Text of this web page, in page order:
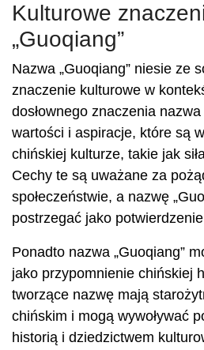
Kulturowe
„Guoqiang”
Nazwa „Guoqiang” niesie ze
znaczenie kulturowe w
dosłownego znaczenia
wartości i aspiracje, które są
chińskiej kulturze, takie jak
Cechy te są uważane za
społeczeństwie, a nazwę
postrzegać jako
Ponadto nazwa „Guoqiang”
jako przypomnienie chińskiej
tworzące nazwę mają
chińskim i mogą wywoływać
historią i dziedzictwem